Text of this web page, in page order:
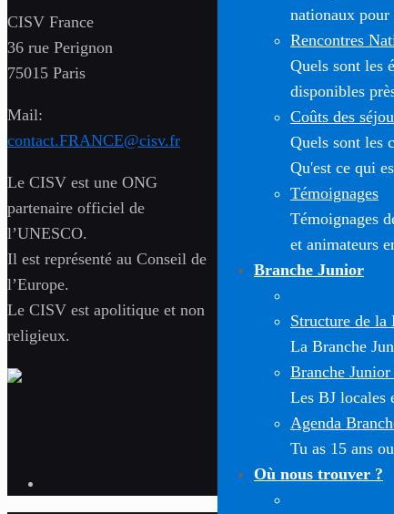
nationaux pour
Rencontres
Quels sont les
disponibles
Coûts des
Quels sont les
Qu'est ce qui
Témoignages
Témoignages
et animateurs
Branche Junior
Structure de la
La Branche
Branche Junior
Les BJ locales
Agenda
Tu as 15 ans
Où nous trouver ?
CISV France
36 rue Perignon
75015 Paris
Mail:
contact.FRANCE@cisv.fr
Le CISV est une ONG
partenaire officiel de
l’UNESCO.
Il est représenté au Conseil de
l’Europe.
Le CISV est apolitique et non
religieux.